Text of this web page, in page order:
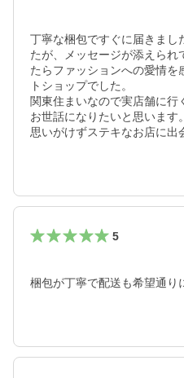
丁寧な梱包ですぐに届きまし
たが、メッセージが添えられ
たらファッションへの愛情を
トショップでした。
関東住まいなので実店舗に
お世話になりたいと思います。
思いがけずステキなお店に出
5
梱包が丁寧で配送も希望通り